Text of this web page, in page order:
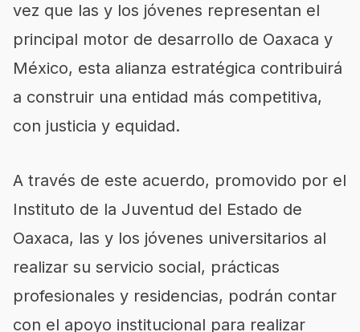
vez que las y los jóvenes representan el
principal motor de desarrollo de Oaxaca y
México, esta alianza estratégica contribuirá
a construir una entidad más competitiva,
con justicia y equidad.
A través de este acuerdo, promovido por el
Instituto de la Juventud del Estado de
Oaxaca, las y los jóvenes universitarios al
realizar su servicio social, prácticas
profesionales y residencias, podrán contar
con el apoyo institucional para realizar